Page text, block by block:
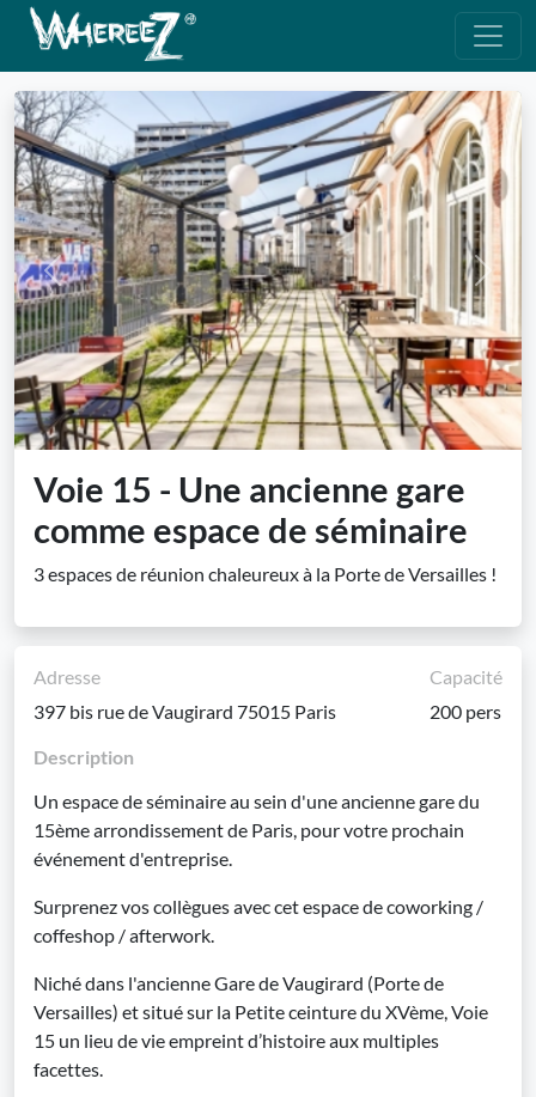
Previous Next
Voie 15 - Une ancienne gare
comme espace de séminaire
3 espaces de réunion chaleureux à la Porte de Versailles !
Adresse
397 bis rue de Vaugirard 75015 Paris
Capacité
200 pers
Description
Un espace de séminaire au sein d'une ancienne gare du
15ème arrondissement de Paris, pour votre prochain
événement d'entreprise.
Surprenez vos collègues avec cet espace de coworking /
coffeshop / afterwork.
Niché dans l'ancienne Gare de Vaugirard (Porte de
Versailles) et situé sur la Petite ceinture du XVème, Voie
15 un lieu de vie empreint d’histoire aux multiples
facettes.